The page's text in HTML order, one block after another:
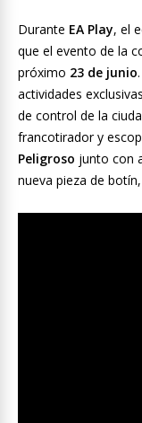
Durante EA Play, el
que el evento de la
próximo 23 de junio
actividades
de control de la
francotirador y
Peligroso junto con
nueva pieza de